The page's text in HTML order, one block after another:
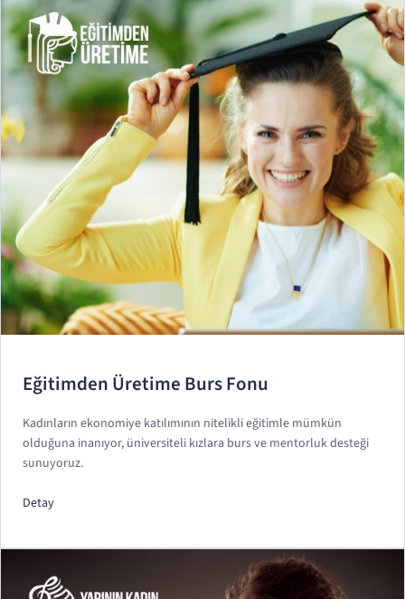
Eğitimden Üretime Burs Fonu
Kadınların ekonomiye katılımının nitelikli eğitimle mümkün
olduğuna inanıyor, üniversiteli kızlara burs ve mentorluk desteği
sunuyoruz.
Detay